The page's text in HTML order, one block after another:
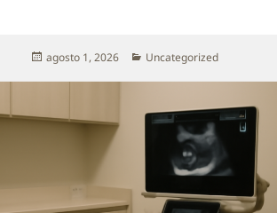
Publicado
agosto 1, 2026 Categorias
Uncategorized